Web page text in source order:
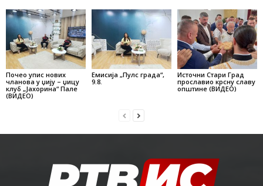
Почео упис нових
чланова у џију – џицу
клуб „Јахорина“ Пале
(ВИДЕО)
Емисија „Пулс града“,
9.8.
Источни Стари Град
прославио крсну славу
општине (ВИДЕО)